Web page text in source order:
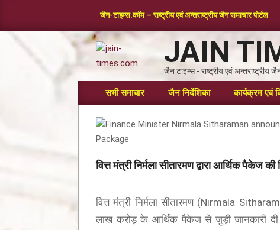
जैन-टाइम्स.कॉम – राष्ट्रीय एवं अन्तराष्ट्रीय जैन समाचार पोर्टल
JAIN
जैन टाइम्स - राष्ट्रीय एवं अन्तराष्ट्रीय
सभी समाचार जैन निर्देशिका कार्यक्रम एवं
वित्त मंत्री निर्मला सीतारमण द्वारा आर्थिक पैकेज
वित्त मंत्री निर्मला सीतारमण (Nirmala
लाख करोड़ के आर्थिक पैकेज से जुड़ी जानकारी